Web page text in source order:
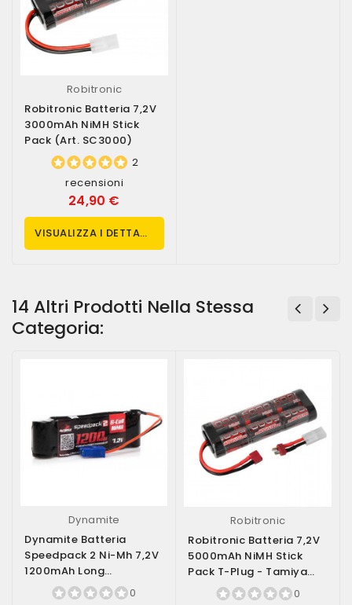
Robitronic
Robitronic Batteria 7,2V
3000mAh NiMH Stick
Pack (art. SC3000)
2
recensioni
24,90 €
VISUALIZZA I DETTAGLI
14 Altri Prodotti Nella Stessa
Categoria:
Dynamite
Dynamite Batteria
Speedpack 2 Ni-Mh 7,2V
1200mAh Long
Connettore EC3 (art....
0
Robitronic
Robitronic Batteria 7,2V
5000mAh NiMH Stick
Pack T-Plug - Tamiya
(art. SC5000T)
0